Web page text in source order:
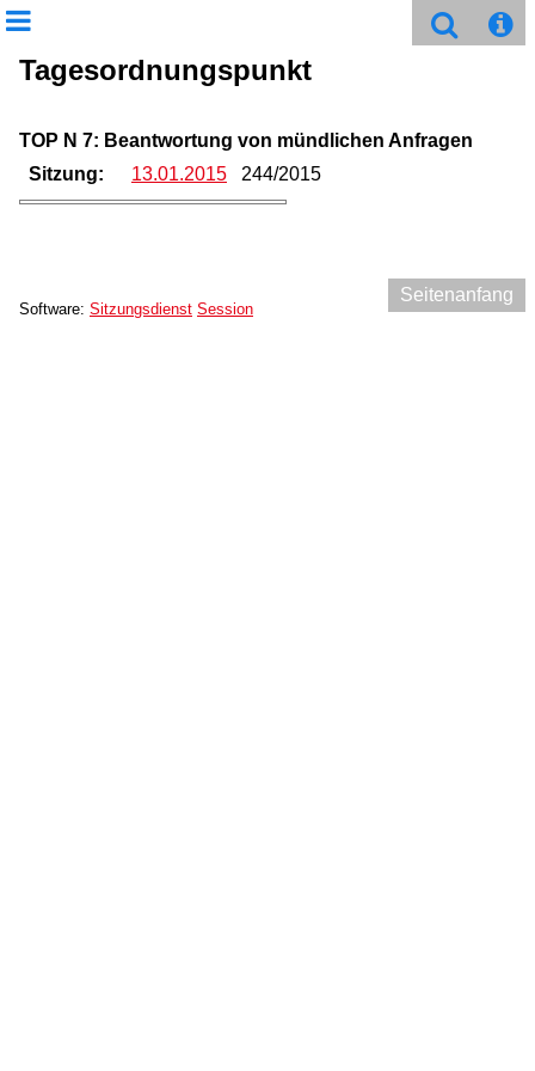
Tagesordnungspunkt
TOP N 7: Beantwortung von mündlichen Anfragen
Sitzung:
13.01.2015 244/2015
Seitenanfang
Software: Sitzungsdienst Session